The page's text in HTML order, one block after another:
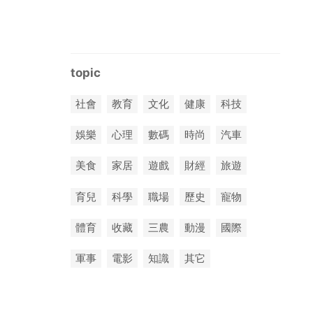
topic
社會 教育 文化 健康 科技
娛樂 心理 數碼 時尚 汽車
美食 家居 遊戲 財經 旅遊
育兒 科學 職場 歷史 寵物
體育 收藏 三農 動漫 國際
軍事 電影 知識 其它